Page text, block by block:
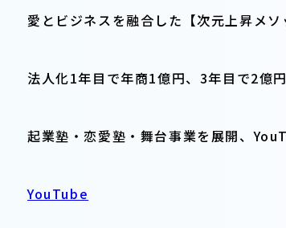
愛とビジネスを融合した【次元上昇メ
法人化1年目で年商1億円、3年目で2億円
起業塾・恋愛塾・舞台事業を展開、
YouTube